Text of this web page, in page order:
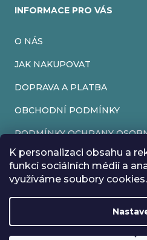
K personalizaci obsahu a
funkcí sociálních médií a
využíváme soubory
Rádi bychom vás informovali, že
máme z důvodu dovolené
INFORMACE PRO VÁS
O NÁS
JAK NAKUPOVAT
DOPRAVA A PLATBA
OBCHODNÍ PODMÍNKY
PODMÍNKY OCHRANY
VRÁCENÍ ZBOŽÍ
REKLAMACE
Vytvořil
Copyright 2026
Upravit